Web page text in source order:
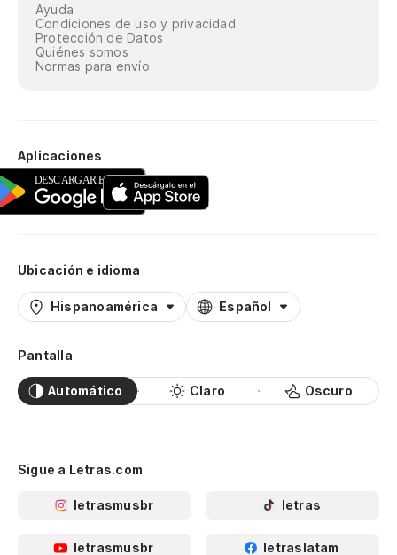
Ayuda
Condiciones de uso y privacidad
Protección de Datos
Quiénes somos
Normas para envío
Aplicaciones
Ubicación e idioma
Hispanoamérica Español
Pantalla
Automático Claro Oscuro
Sigue a Letras.com
letrasmusbr letras
letrasmusbr letraslatam